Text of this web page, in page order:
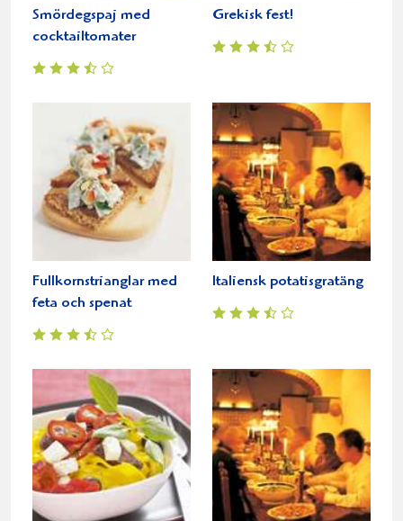
Smördegspaj med
cocktailtomater
Grekisk fest!
Fullkornstrianglar med
feta och spenat
Italiensk potatisgratäng